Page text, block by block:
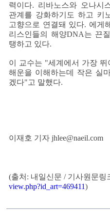
력이다. 리바노스와 오나시
관계를 강화하기도 하고 키
고향으로 연결돼 있다. 에게
리스인들의 해양DNA는 끈
탱하고 있다.
이 교수는 "세계에서 가장
해운을 이해하는데 작은 실
겠다"고 말했다.
이재호 기자 jhlee@naeil.com
(출처: 내일신문 / 기사원문링
view.php?id_art=469411)